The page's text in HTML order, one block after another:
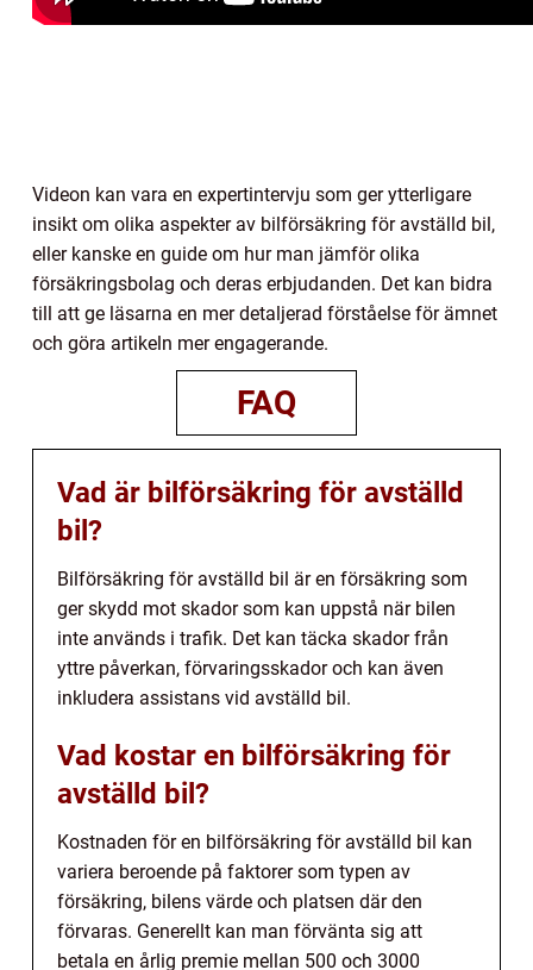
Videon kan vara en expertintervju som ger ytterligare
insikt om olika aspekter av bilförsäkring för avställd bil,
eller kanske en guide om hur man jämför olika
försäkringsbolag och deras erbjudanden. Det kan bidra
till att ge läsarna en mer detaljerad förståelse för ämnet
och göra artikeln mer engagerande.
FAQ
Vad är bilförsäkring för avställd
bil?
Bilförsäkring för avställd bil är en försäkring som
ger skydd mot skador som kan uppstå när bilen
inte används i trafik. Det kan täcka skador från
yttre påverkan, förvaringsskador och kan även
inkludera assistans vid avställd bil.
Vad kostar en bilförsäkring för
avställd bil?
Kostnaden för en bilförsäkring för avställd bil kan
variera beroende på faktorer som typen av
försäkring, bilens värde och platsen där den
förvaras. Generellt kan man förvänta sig att
betala en årlig premie mellan 500 och 3000